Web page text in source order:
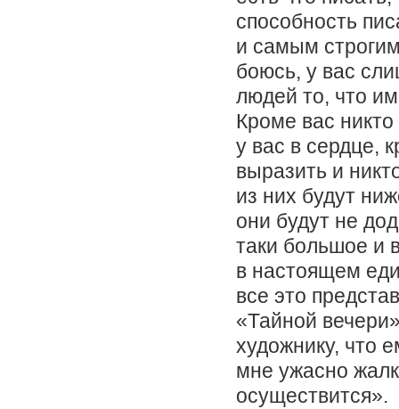
способность
и самым
боюсь, у вас
людей то, что
Кроме вас
у вас в сердце,
выразить и
из них будут
они будут не
таки большое и
в настоящем
все это
«Тайной
художнику, что
мне ужасно
осуществится».